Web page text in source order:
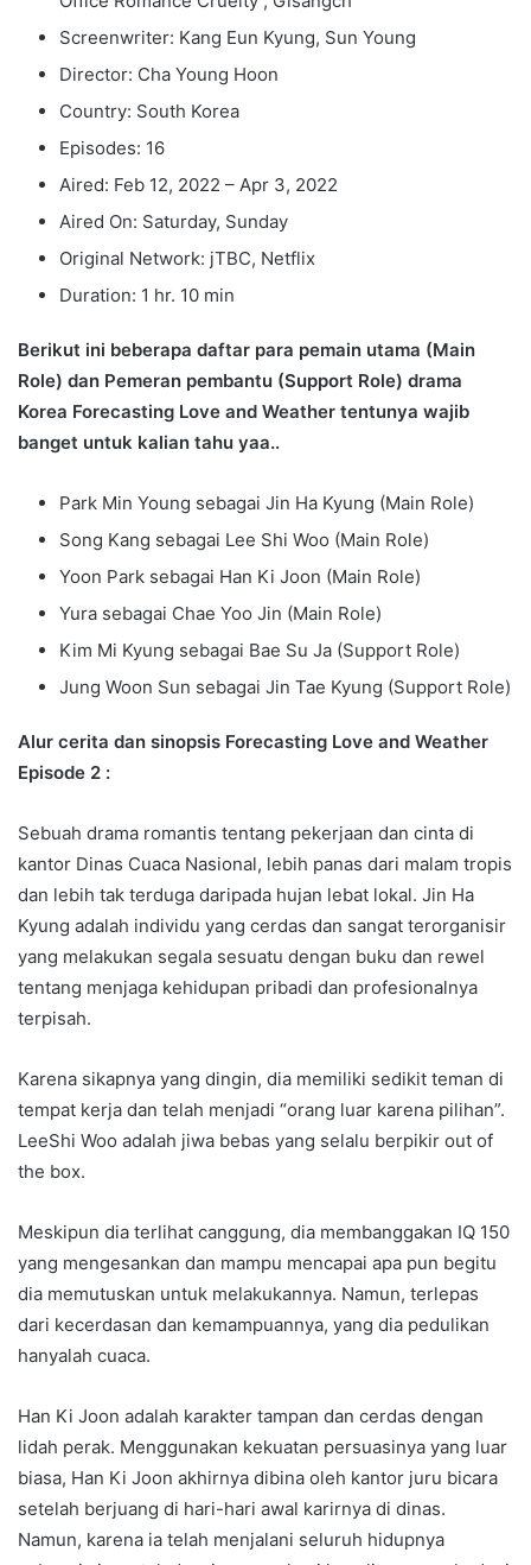
Screenwriter: Kang Eun Kyung, Sun Young
Director: Cha Young Hoon
Country: South Korea
Episodes: 16
Aired: Feb 12, 2022 – Apr 3, 2022
Aired On: Saturday, Sunday
Original Network: jTBC, Netflix
Duration: 1 hr. 10 min
Berikut ini beberapa daftar para pemain utama (Main
Role) dan Pemeran pembantu (Support Role) drama
Korea Forecasting Love and Weather tentunya wajib
banget untuk kalian tahu yaa..
Park Min Young sebagai Jin Ha Kyung (Main Role)
Song Kang sebagai Lee Shi Woo (Main Role)
Yoon Park sebagai Han Ki Joon (Main Role)
Yura sebagai Chae Yoo Jin (Main Role)
Kim Mi Kyung sebagai Bae Su Ja (Support Role)
Jung Woon Sun sebagai Jin Tae Kyung (Support Role)
Alur cerita dan sinopsis Forecasting Love and Weather
Episode 2 :
Sebuah drama romantis tentang pekerjaan dan cinta di
kantor Dinas Cuaca Nasional, lebih panas dari malam tropis
dan lebih tak terduga daripada hujan lebat lokal. Jin Ha
Kyung adalah individu yang cerdas dan sangat terorganisir
yang melakukan segala sesuatu dengan buku dan rewel
tentang menjaga kehidupan pribadi dan profesionalnya
terpisah.
Karena sikapnya yang dingin, dia memiliki sedikit teman di
tempat kerja dan telah menjadi “orang luar karena pilihan”.
LeeShi Woo adalah jiwa bebas yang selalu berpikir out of
the box.
Meskipun dia terlihat canggung, dia membanggakan IQ 150
yang mengesankan dan mampu mencapai apa pun begitu
dia memutuskan untuk melakukannya. Namun, terlepas
dari kecerdasan dan kemampuannya, yang dia pedulikan
hanyalah cuaca.
Han Ki Joon adalah karakter tampan dan cerdas dengan
lidah perak. Menggunakan kekuatan persuasinya yang luar
biasa, Han Ki Joon akhirnya dibina oleh kantor juru bicara
setelah berjuang di hari-hari awal karirnya di dinas.
Namun, karena ia telah menjalani seluruh hidupnya